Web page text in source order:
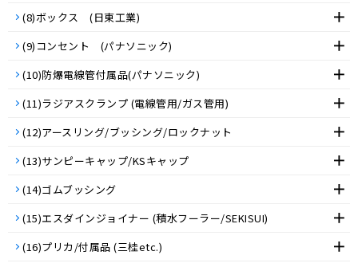
(8)ボックス (日東工業)
(9)コンセント (パナソニック)
(10)防爆電線管付属品(パナソニック)
(11)ラジアスクランプ (電線管用/ガス管用)
(12)アースリング/ブッシング/ロックナット
(13)サンピーキャップ/KSキャップ
(14)ゴムブッシング
(15)エスダインジョイナー (積水フーラー/SEKISUI)
(16)プリカ/付属品 (三桂etc.)